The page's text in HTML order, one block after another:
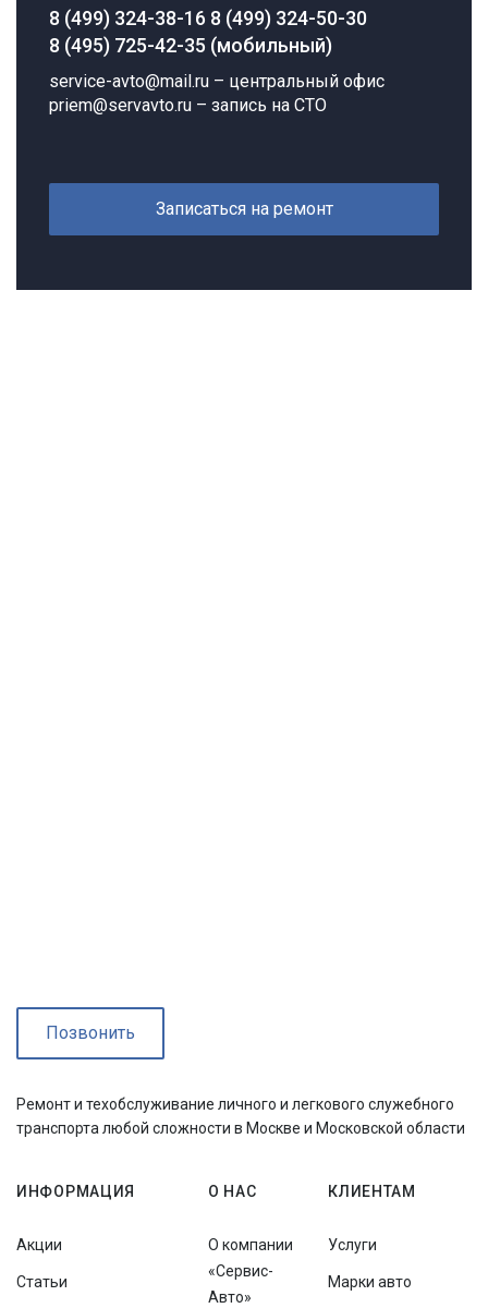
8 (499) 324-38-16 8 (499) 324-50-30
8 (495) 725-42-35 (мобильный)
service-avto@mail.ru – центральный офис
priem@servavto.ru – запись на СТО
Записаться на ремонт
Ремонт и техобслуживание личного и легкового служебного
транспорта любой сложности в Москве и Московской области
Позвонить
ИНФОРМАЦИЯ
Акции
Статьи
О НАС
О компании
«Сервис-
Авто»
КЛИЕНТАМ
Услуги
Марки авто